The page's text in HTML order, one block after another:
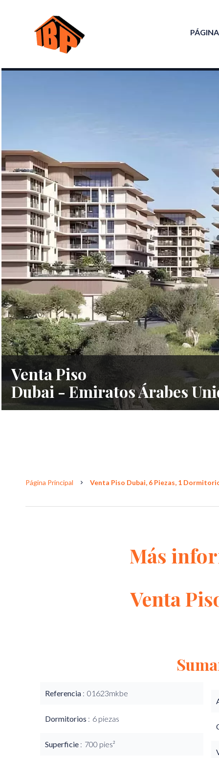
Venta Piso
Dubai - Emiratos Árabes
Página Principal Venta Piso Dubai, 6 Piezas, 1
Más
Venta
Referencia 01623mkbe
Dormitorios 6 piezas
Superficie 700 pies²